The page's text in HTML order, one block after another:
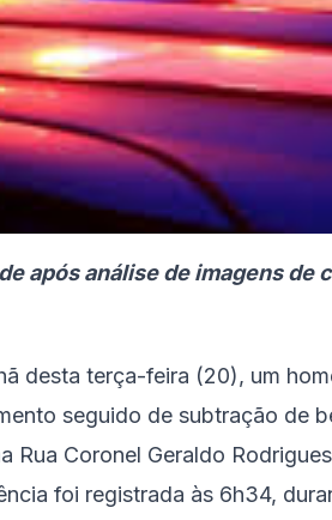
após análise de imagens de
desta terça-feira (20), um
seguido de subtração de
Rua Coronel Geraldo
foi registrada às 6h34,